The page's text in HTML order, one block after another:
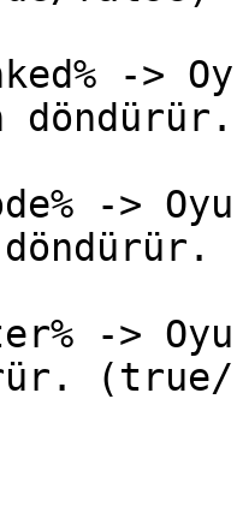
->
->
->